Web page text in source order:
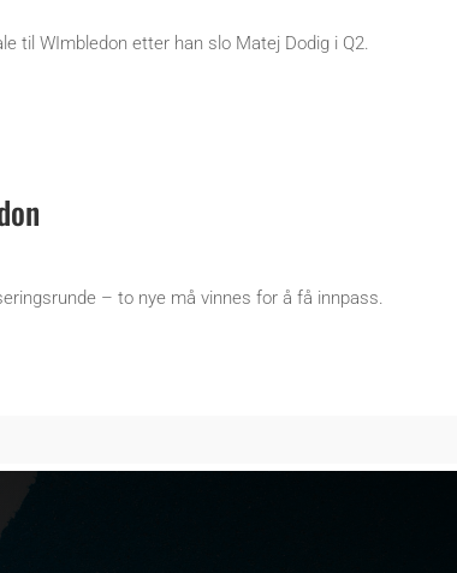
til WImbledon etter han slo Matej Dodig i Q2.
– to nye må vinnes for å få innpass.